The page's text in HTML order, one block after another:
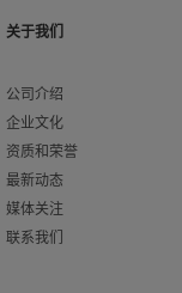
关于我们
公司介绍
企业文化
资质和荣誉
最新动态
媒体关注
联系我们